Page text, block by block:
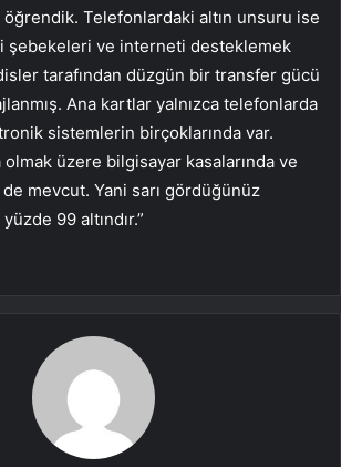
Telefonlardaki altın unsuru ise
şebekeleri ve interneti desteklemek
tarafından düzgün bir transfer gücü
Ana kartlar yalnızca telefonlarda
sistemlerin birçoklarında var.
olmak üzere bilgisayar kasalarında ve
mevcut. Yani sarı gördüğünüz
99 altındır.”